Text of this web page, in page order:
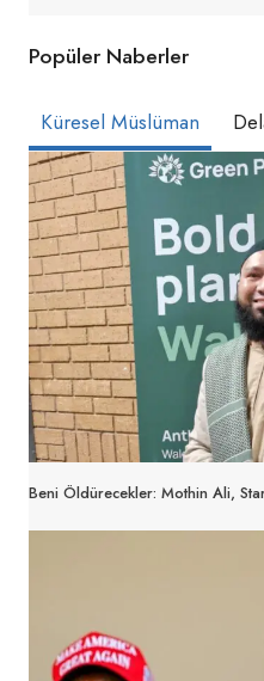
SAHIP
Popüler Naberler
Küresel Müslüman
Beni Öldürecekler: Mothin Ali,